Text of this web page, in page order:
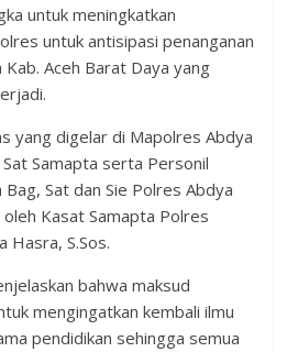
untuk meningkatkan
untuk antisipasi penanganan
Aceh Barat Daya yang
yang digelar di Mapolres Abdya
Samapta serta Personil
Sat dan Sie Polres Abdya
Kasat Samapta Polres
Hasra, S.Sos.
bahwa maksud
mengingatkan kembali ilmu
pendidikan sehingga semua